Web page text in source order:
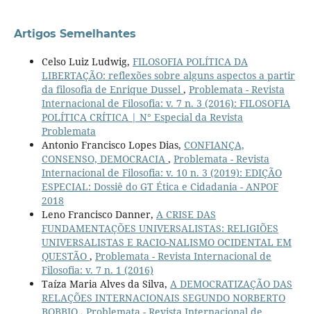
Artigos Semelhantes
Celso Luiz Ludwig, FILOSOFIA POLÍTICA DA
LIBERTAÇÃO: reflexões sobre alguns aspectos a partir
da filosofia de Enrique Dussel , Problemata - Revista
Internacional de Filosofia: v. 7 n. 3 (2016): FILOSOFIA
POLÍTICA CRÍTICA | N° Especial da Revista
Problemata
Antonio Francisco Lopes Dias, CONFIANÇA,
CONSENSO, DEMOCRACIA , Problemata - Revista
Internacional de Filosofia: v. 10 n. 3 (2019): EDIÇÃO
ESPECIAL: Dossiê do GT Ética e Cidadania - ANPOF
2018
Leno Francisco Danner, A CRISE DAS
FUNDAMENTAÇÕES UNIVERSALISTAS: RELIGIÕES
UNIVERSALISTAS E RACIO-NALISMO OCIDENTAL EM
QUESTÃO , Problemata - Revista Internacional de
Filosofia: v. 7 n. 1 (2016)
Taíza Maria Alves da Silva, A DEMOCRATIZAÇÃO DAS
RELAÇÕES INTERNACIONAIS SEGUNDO NORBERTO